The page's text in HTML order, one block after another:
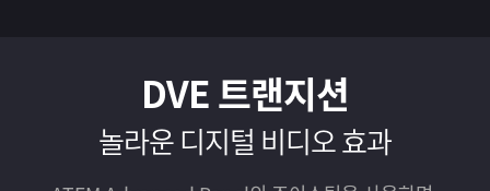
DVE 트랜지션
놀라운 디지털 비디오 효과